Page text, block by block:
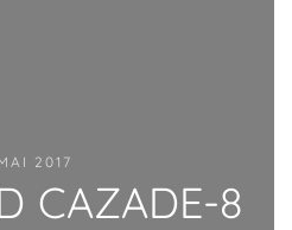
2017
CAZADE-8